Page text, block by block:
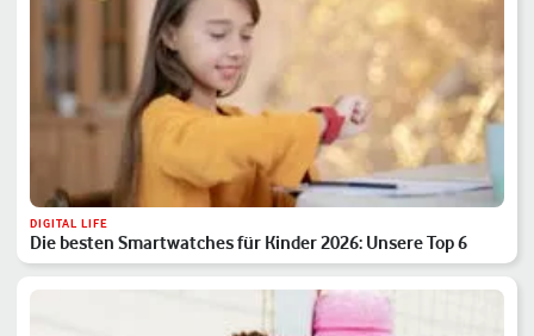
DIGITAL LIFE
Die besten Smartwatches für Kinder 2026: Unsere Top 6